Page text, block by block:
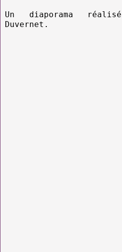
Un diaporama
Duvernet.